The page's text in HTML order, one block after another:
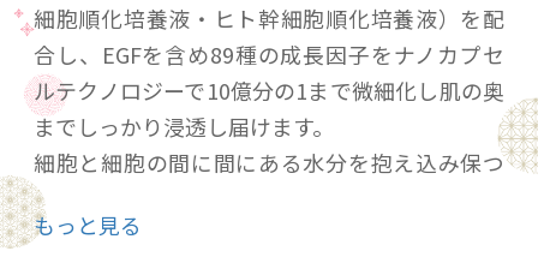
細胞順化培養液・ヒト幹細胞順化培養液）を配
合し、EGFを含め89種の成長因子をナノカプセ
ルテクノロジーで10億分の1まで微細化し肌の奥
までしっかり浸透し届けます。
細胞と細胞の間に間にある水分を抱え込み保つ
５種のセラミドが、潤いに満ちたふっくらとし
たお肌へ導きます。
もっと見る